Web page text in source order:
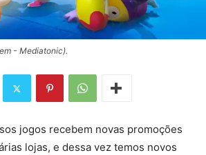
- Mediatonic).
jogos recebem novas promoções
lojas, e dessa vez temos novos